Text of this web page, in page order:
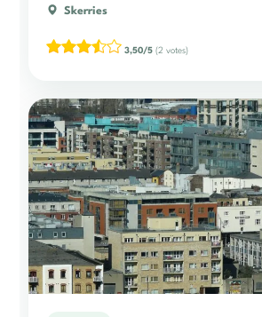
Skerries
3,50/5 (2 votes)